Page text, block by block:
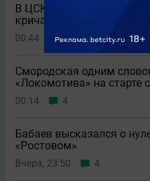
В ЦСКА осудили
кричалки в адрес
00:44 6
Смородская одним
«Локомотива» на старте
00:14 4
Бабаев высказался о
«Ростовом»
Вчера, 23:50 4